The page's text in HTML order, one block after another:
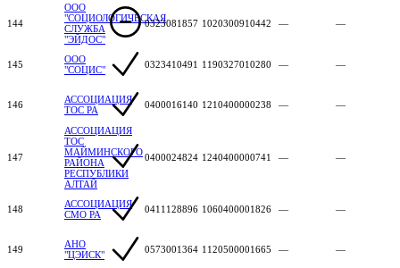
144
ООО
"СОЦИОЛОГИЧЕСКАЯ
СЛУЖБА
"ЭЙДОС"
0323081857 1020300910442 — —
145
ООО
"СОЦИС"
0323410491 1190327010280 — —
146
АССОЦИАЦИЯ
ТОС РА
0400016140 1210400000238 — —
147
АССОЦИАЦИЯ
ТОС
МАЙМИНСКОГО
РАЙОНА
РЕСПУБЛИКИ
АЛТАЙ
0400024824 1240400000741 — —
148
АССОЦИАЦИЯ
СМО РА
0411128896 1060400001826 — —
149
АНО
"ЦЭИСК"
0573001364 1120500001665 — —